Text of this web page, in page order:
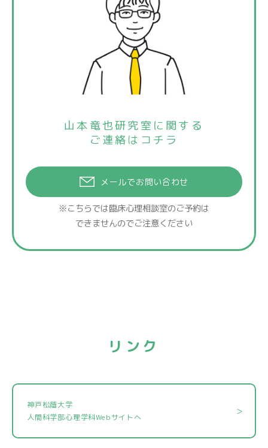
山本竜也研究室に関する
ご連絡はコチラ
メールでお問い合わせ
※こちらでは臨床心理相談室のご予約は
できませんのでご注意ください
リンク
神戸松蔭大学
人間科学部心理学科Webサイトへ